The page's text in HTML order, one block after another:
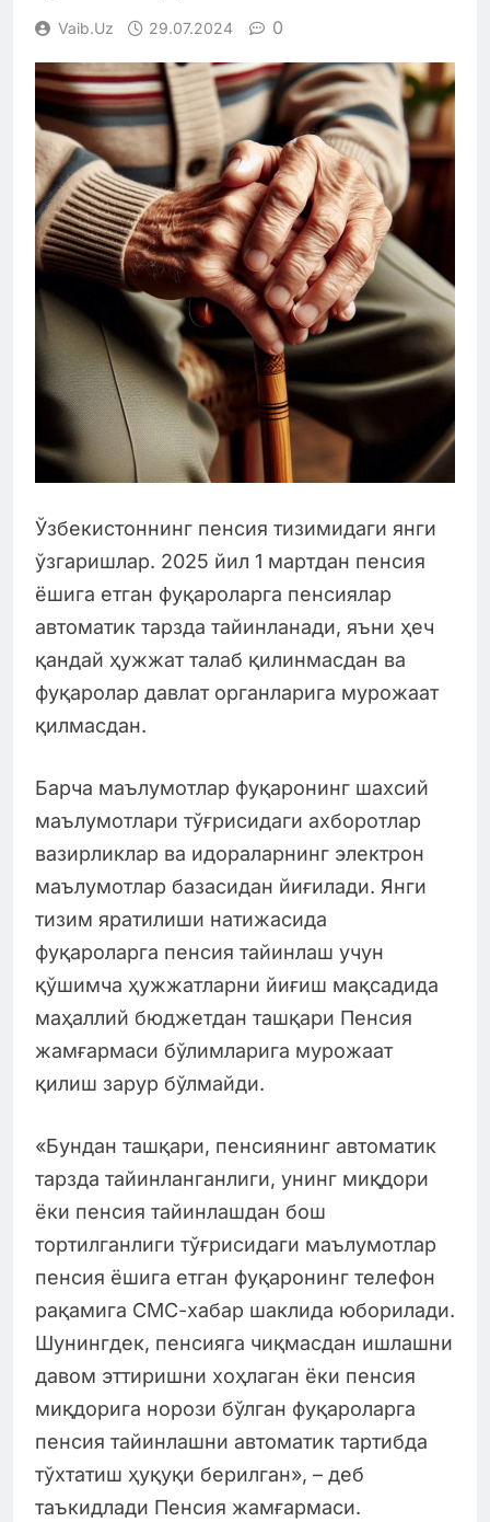
Vaib.uz 29.07.2024 0
Ўзбекистоннинг пенсия тизимидаги янги
ўзгаришлар. 2025 йил 1 мартдан пенсия
ёшига етган фуқароларга пенсиялар
автоматик тарзда тайинланади, яъни ҳеч
қандай ҳужжат талаб қилинмасдан ва
фуқаролар давлат органларига мурожаат
қилмасдан.
Барча маълумотлар фуқаронинг шахсий
маълумотлари тўғрисидаги ахборотлар
вазирликлар ва идораларнинг электрон
маълумотлар базасидан йиғилади. Янги
тизим яратилиши натижасида
фуқароларга пенсия тайинлаш учун
қўшимча ҳужжатларни йиғиш мақсадида
маҳаллий бюджетдан ташқари Пенсия
жамғармаси бўлимларига мурожаат
қилиш зарур бўлмайди.
«Бундан ташқари, пенсиянинг автоматик
тарзда тайинланганлиги, унинг миқдори
ёки пенсия тайинлашдан бош
тортилганлиги тўғрисидаги маълумотлар
пенсия ёшига етган фуқаронинг телефон
рақамига СМС-хабар шаклида юборилади.
Шунингдек, пенсияга чиқмасдан ишлашни
давом эттиришни хоҳлаган ёки пенсия
миқдорига норози бўлган фуқароларга
пенсия тайинлашни автоматик тартибда
тўхтатиш ҳуқуқи берилган», – деб
таъкидлади Пенсия жамғармаси.